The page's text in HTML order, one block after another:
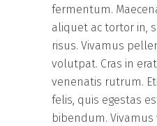
fermentum.
aliquet ac tortor in,
risus. Vivamus
volutpat. Cras in
venenatis rutrum.
felis, quis egestas
bibendum.